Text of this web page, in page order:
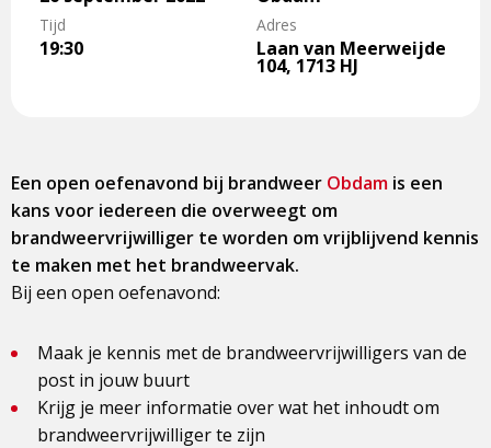
Tijd
19:30
Adres
Laan van Meerweijde
104, 1713 HJ
Een open oefenavond bij brandweer Obdam is een
kans voor iedereen die overweegt om
brandweervrijwilliger te worden om vrijblijvend kennis
te maken met het brandweervak.
Bij een open oefenavond:
Maak je kennis met de brandweervrijwilligers van de
post in jouw buurt
Krijg je meer informatie over wat het inhoudt om
brandweervrijwilliger te zijn